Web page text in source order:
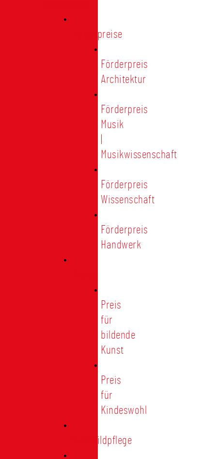
Förderpreise
Förderpreis
Architektur
Förderpreis
Musik
Musikwissenschaft
Förderpreis
Wissenschaft
Förderpreis
Handwerk
Preis
für
bildende
Kunst
Preis
für
Kindeswohl
Stadtbildpflege